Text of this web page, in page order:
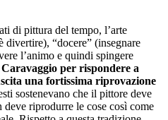
di pittura del tempo, l’arte
divertire), “docere” (insegnare
l’animo e quindi spingere
per rispondere a
una fortissima riprovazione
sostenevano che il pittore deve
deve riprodurre le cose così come